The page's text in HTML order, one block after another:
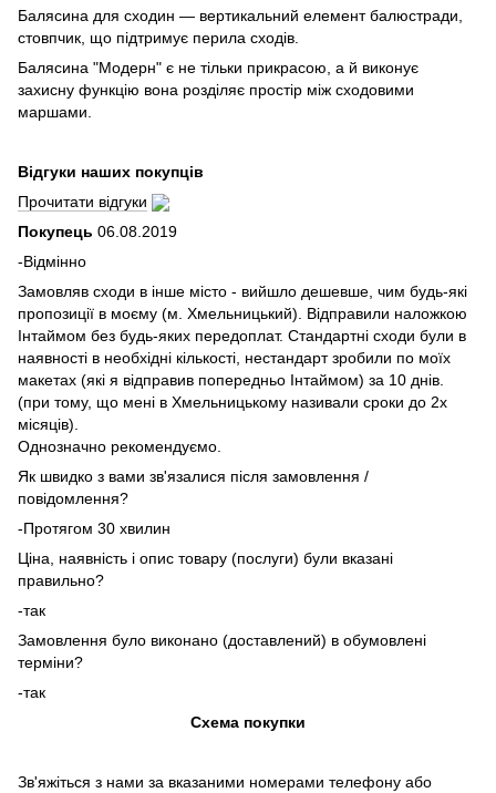
Балясина для сходин — вертикальний елемент балюстради,
стовпчик, що підтримує перила сходів.
Балясина "Модерн" є не тільки прикрасою, а й виконує
захисну функцію вона розділяє простір між сходовими
маршами.
Відгуки наших покупців
Прочитати відгуки
Покупець 06.08.2019
-Відмінно
Замовляв сходи в інше місто - вийшло дешевше, чим будь-які
пропозиції в моєму (м. Хмельницький). Відправили наложкою
Інтаймом без будь-яких передоплат. Стандартні сходи були в
наявності в необхідні кількості, нестандарт зробили по моїх
макетах (які я відправив попередньо Інтаймом) за 10 днів.
(при тому, що мені в Хмельницькому називали сроки до 2х
місяців).
Однозначно рекомендуємо.
Як швидко з вами зв'язалися після замовлення /
повідомлення?
-Протягом 30 хвилин
Ціна, наявність і опис товару (послуги) були вказані
правильно?
-так
Замовлення було виконано (доставлений) в обумовлені
терміни?
-так
Схема покупки
Зв'яжіться з нами за вказаними номерами телефону або